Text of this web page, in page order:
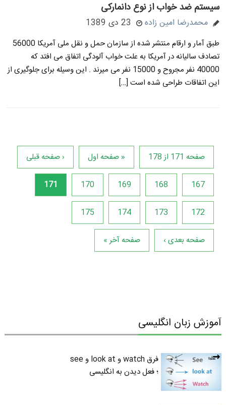
سیستم ضد خواب از نوع دانمارکی
محمدرضا امین زاده 23 دی 1389
طبق آمار و ارقام منتشر شده از سازمان حمل و نقل ملی آمریکا 56000
تصادف سالیانه در آمریکا به علت خواب آلودگی اتفاق می افتد که
40000 نفر مجروح و 15000 نفر می میرند . این وسیله برای جلوگیری از
این اتفاقات طراحی شده است […]
صفحه 171 از 178 « صفحه اول ‹ صفحه قبلی
167
168
169
170
171
172
173
174
175
صفحه بعدی › صفحه آخر »
آموزش زبان انگلیسی
فرق watch و look at و see
؛ فعل دیدن به انگلیسی